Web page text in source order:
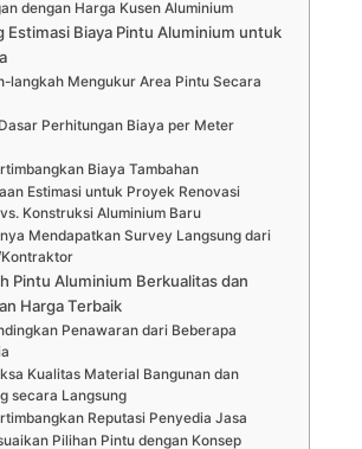
dengan Harga Kusen Aluminium
Estimasi Biaya Pintu Aluminium untuk
langkah Mengukur Area Pintu Secara
Perhitungan Biaya per Meter
Biaya Tambahan
Estimasi untuk Proyek Renovasi
Konstruksi Aluminium Baru
Mendapatkan Survey Langsung dari
Pintu Aluminium Berkualitas dan
Harga Terbaik
Penawaran dari Beberapa
Kualitas Material Bangunan dan
secara Langsung
Reputasi Penyedia Jasa
Pilihan Pintu dengan Konsep